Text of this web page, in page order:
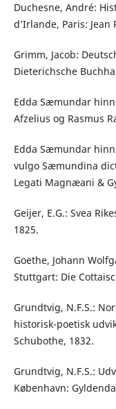
Duchesne, André:
d’Irlande, Paris: Jean
Grimm, Jacob:
Dieterichsche
Edda Sæmundar
Afzelius og Rasmus
Edda Sæmundar
vulgo Sæmundina
Legati Magnæani &
Geijer, E.G.: Svea
1825.
Goethe, Johann
Stuttgart: Die
Grundtvig, N.F.S.:
historisk-poetisk
Schubothe, 1832.
Grundtvig, N.F.S.:
København: